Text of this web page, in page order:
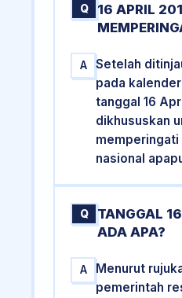
Q
16 APRIL
A
Setelah
pada
tanggal 16
dikhususkan
memperingati
nasional
Q
TANGGAL
ADA APA?
A
Menurut
pemerintah